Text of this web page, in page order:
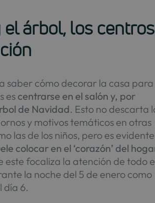
árbol, los centros
saber cómo decorar la casa para
escentrarse en el salón y, por
de Navidad. Esto no descarta
y motivos temáticos en otras
las de los niños, pero es evidente
colocar en el ‘corazón’ del
este focaliza la atención de todo
la noche del 5 de enero como
día 6.